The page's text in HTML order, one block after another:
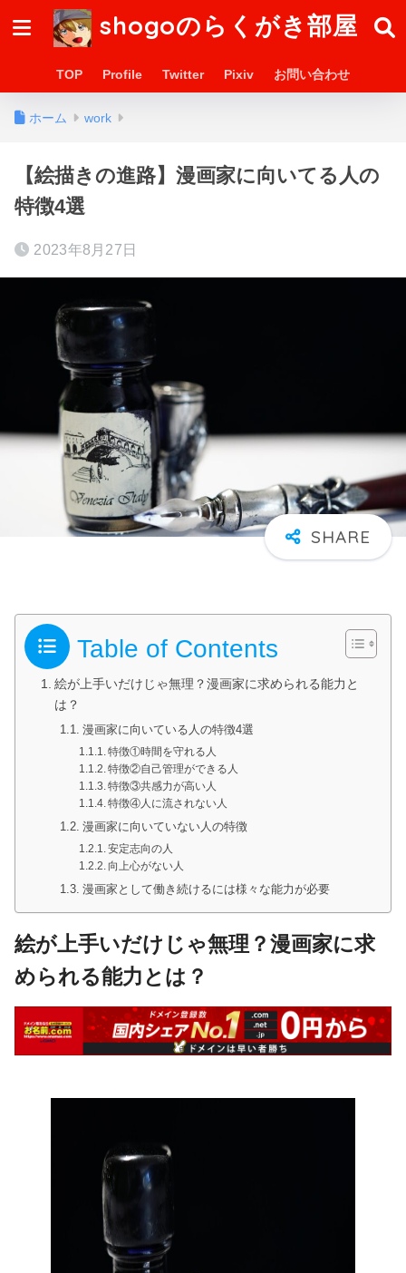
shogoのらくがき部屋
TOP Profile Twitter Pixiv お問い合わせ
ホーム work
【絵描きの進路】漫画家に向いてる人の
特徴4選
2023年8月27日
Table of Contents
絵が上手いだけじゃ無理？漫画家に求められる能力と
は？
漫画家に向いている人の特徴4選
特徴①時間を守れる人
特徴②自己管理ができる人
特徴③共感力が高い人
特徴④人に流されない人
漫画家に向いていない人の特徴
安定志向の人
向上心がない人
漫画家として働き続けるには様々な能力が必要
絵が上手いだけじゃ無理？漫画家に求
められる能力とは？